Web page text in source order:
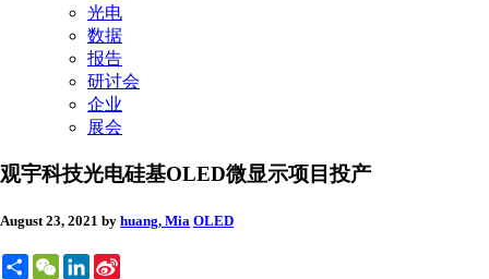
光电
数据
报告
研讨会
企业
展会
观宇科技光电硅基OLED微显示项目投产
August 23, 2021 by huang, Mia OLED
ShareWeChatLinkedIn